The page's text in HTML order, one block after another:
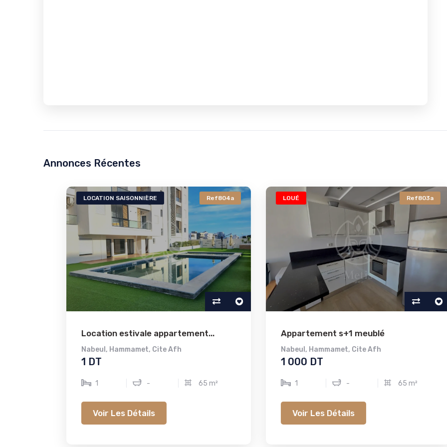
Annonces Récentes
LOCATION SAISONNIÈRE Ref804a
Location estivale appartement...
, Hammamet,Cite Afh
65 m²
Voir Les Détails
Ref803a
Appartement s+1 meublé
, Hammamet,Cite Afh
1 000 DT
65 m²
Voir Les Détails